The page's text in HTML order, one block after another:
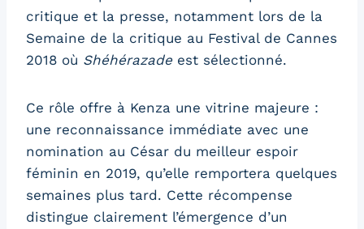
critique et la presse, notamment lors de la
Semaine de la critique au Festival de Cannes
2018 où Shéhérazadeest sélectionné.
Ce rôle offre à Kenza une vitrine majeure :
une reconnaissance immédiate avec une
nomination au César du meilleur espoir
féminin en 2019, qu’elle remportera quelques
semaines plus tard. Cette récompense
distingue clairement l’émergence d’un